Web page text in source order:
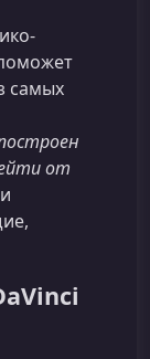
самых
от
и